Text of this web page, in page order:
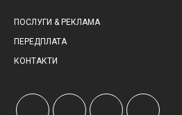
ПОСЛУГИ & РЕКЛАМА
ПЕРЕДПЛАТА
КОНТАКТИ